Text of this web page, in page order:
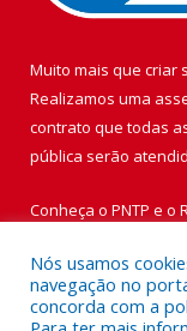
Muito mais que criar
Realizamos uma
contrato que todas
pública serão
Conheça o PNTP e o
Nós usamos
navegação no
concorda com a